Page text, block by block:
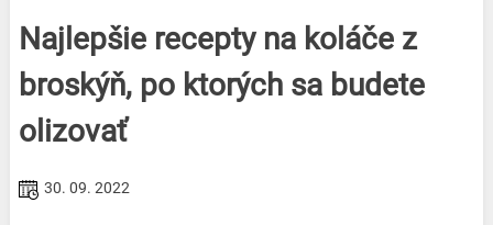
Najlepšie recepty na koláče z
broskýň, po ktorých sa budete
olizovať
30. 09. 2022